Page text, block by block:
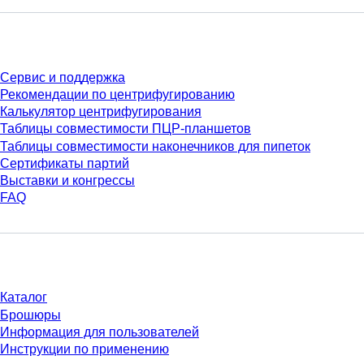
Сервис и поддержка
Рекомендации по центрифугированию
Калькулятор центрифугирования
Таблицы совместимости ПЦР-планшетов
Таблицы совместимости наконечников для пипеток
Сертификаты партий
Выставки и конгрессы
FAQ
Каталог
Брошюры
Информация для пользователей
Инструкции по применению